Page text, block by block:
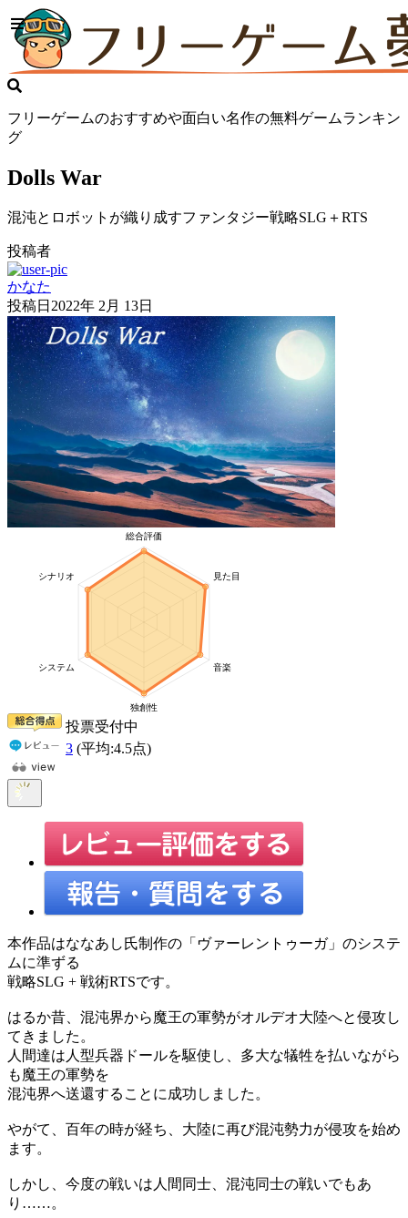
フリーゲームのおすすめや面白い名作の無料ゲームランキン
グ
Dolls War
混沌とロボットが織り成すファンタジー戦略SLG＋RTS
投稿者
かなた
投稿日 2022年 2月 13日
投票受付中
3 (平均:4.5点)
本作品はななあし氏制作の「ヴァーレントゥーガ」のシステ
ムに準ずる
戦略SLG + 戦術RTSです。
はるか昔、混沌界から魔王の軍勢がオルデオ大陸へと侵攻し
てきました。
人間達は人型兵器ドールを駆使し、多大な犠牲を払いながら
も魔王の軍勢を
混沌界へ送還することに成功しました。
やがて、百年の時が経ち、大陸に再び混沌勢力が侵攻を始め
ます。
しかし、今度の戦いは人間同士、混沌同士の戦いでもあ
り……。